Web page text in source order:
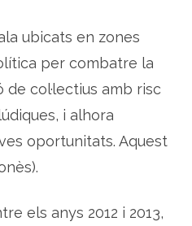
ubicats en zones
per combatre la
col·lectius amb risc
i alhora
oportunitats. Aquest
els anys 2012 i 2013,